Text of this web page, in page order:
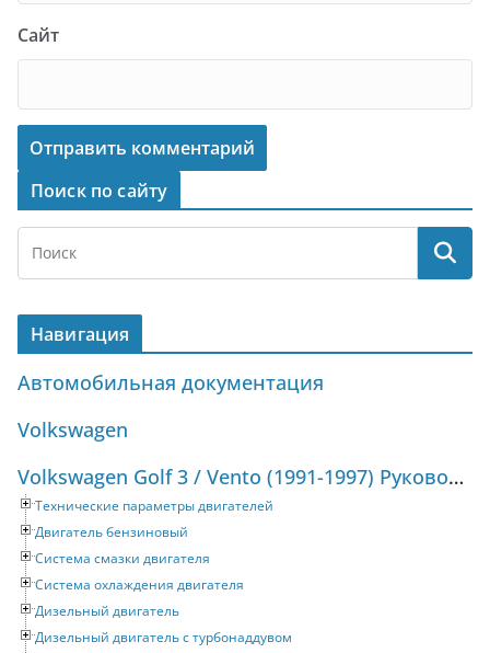
Сайт
Поиск по сайту
Навигация
Автомобильная документация
Volkswagen
Volkswagen Golf 3 / Vento (1991-1997) Руководство по ремонту и техническому обслуживанию
Технические параметры двигателей
Двигатель бензиновый
Система смазки двигателя
Система охлаждения двигателя
Дизельный двигатель
Дизельный двигатель с турбонаддувом